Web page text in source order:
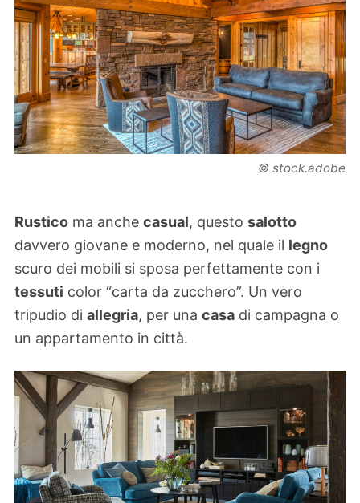
© stock.adobe
Rustico ma anche casual, questo salotto
davvero giovane e moderno, nel quale il legno
scuro dei mobili si sposa perfettamente con i
tessuti color “carta da zucchero”. Un vero
tripudio di allegria, per una casa di campagna o
un appartamento in città.